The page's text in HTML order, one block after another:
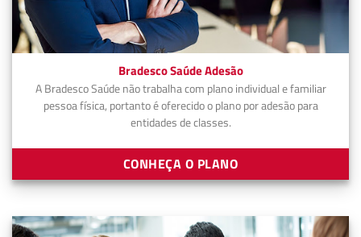
Bradesco Saúde Adesão
A Bradesco Saúde não trabalha com plano individual e familiar
pessoa física, portanto é oferecido o plano por adesão para
entidades de classes.
CONHEÇA O PLANO